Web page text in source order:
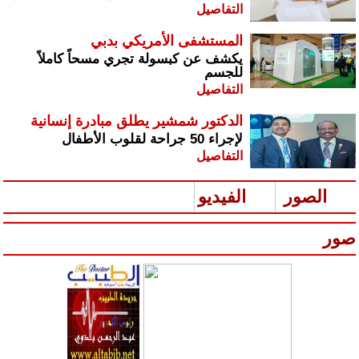
التفاصيل
المستشفى الأمريكي بدبي
يكشف عن كبسولة تجري مسحاً كاملاً
للجسم
التفاصيل
الدكتور شمشير يطلق مبادرة إنسانية
لإجراء 50 جراحة لقلوب الأطفال
التفاصيل
الصور الفيديو
صور